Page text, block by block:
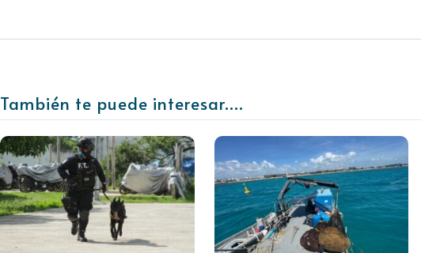
También te puede interesar....